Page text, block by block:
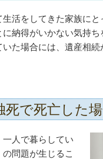
活をしてきた家族にと
納得がいかない気持ち
た場合には、遺産相
死で死亡した
人で暮らしてい
問題が生じるこ